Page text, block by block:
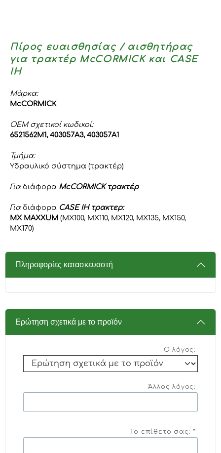
Πίρος ευαισθησίας / αισθητήρας
για τρακτέρ McCORMICK και CASE
IH
Μάρκα:
McCORMICK
OEM σχετικοί κωδικοί:
6521562M1, 403057A3, 403057A1
Τμήμα:
Υδραυλικό σύστημα (τρακτέρ)
Για διάφορα McCORMICK τρακτέρ
Για διάφορα CASE IH τρακτερ:
MX MAXXUM (MX100, MX110, MX120, MX135, MX150,
MX170)
Πληροφορίες κατασκευαστή
Ερώτηση σχετικά με το προϊόν
Ο λόγος:
Άλλος λόγος:
Το επίθετο σας: *